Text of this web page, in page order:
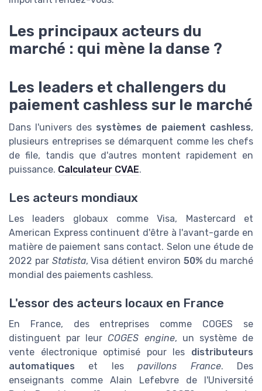
Les principaux acteurs du
marché : qui mène la danse ?
Les leaders et challengers du
paiement cashless sur le marché
Dans l'univers des systèmes de paiement cashless,
plusieurs entreprises se démarquent comme les chefs
de file, tandis que d'autres montent rapidement en
puissance. Calculateur CVAE.
Les acteurs mondiaux
Les leaders globaux comme Visa, Mastercard et
American Express continuent d'être à l'avant-garde en
matière de paiement sans contact. Selon une étude de
2022 par Statista, Visa détient environ 50% du marché
mondial des paiements cashless.
L'essor des acteurs locaux en France
En France, des entreprises comme COGES se
distinguent par leurCOGES engine, un système de
vente électronique optimisé pour les distributeurs
automatiques et lespavillons France. Des
enseignants comme Alain Lefebvre de l'Université